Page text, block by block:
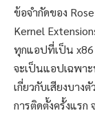
ข้อจำกัดของ
Kernel
ทุกแอปที่เป็น x86
จะเป็นแอปเฉพา
เกี่ยวกับเสียงบา
การติดตั้งครั้งแรก